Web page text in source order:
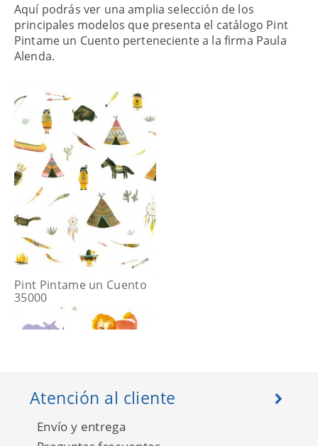
Aquí podrás ver una amplia selección de los
principales modelos que presenta el catálogo Pint
Pintame un Cuento perteneciente a la firma Paula
Alenda.
Pint Pintame un Cuento
35000
Atención al cliente
Envío y entrega